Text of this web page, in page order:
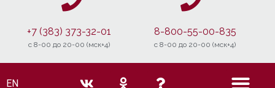
+7 (383) 373-32-01
c 8-00 до 20-00 (мск+4)
8-800-55-00-835
c 8-00 до 20-00 (мск+4)
EN